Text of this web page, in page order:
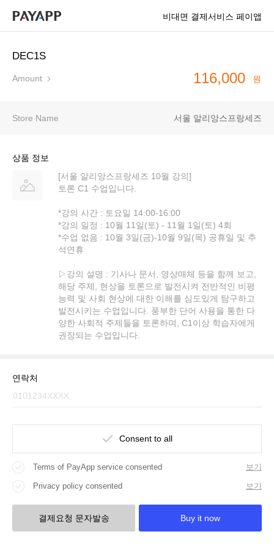
비대면 결제서비스 페이앱
DEC1S
Amount 116,000 원
Store Name 서울 알리앙스프랑세즈
상품 정보
[서울 알리앙스프랑세즈 10월 강의]
토론 C1 수업입니다.
*강의 시간 : 토요일 14:00-16:00
*강의 일정 : 10월 11일(토) - 11월 1일(토) 4회
*수업 없음 : 10월 3일(금)-10월 9일(목) 공휴일 및 추
석연휴
▷강의 설명 : 기사나 문서, 영상매체 등을 함께 보고,
해당 주제, 현상을 토론으로 발전시켜 전반적인 비평
능력 및 사회 현상에 대한 이해를 심도있게 탐구하고
발전시키는 수업입니다. 풍부한 단어 사용을 통한 다
양한 사회적 주제들을 토론하며, C1이상 학습자에게
권장되는 수업입니다.
연락처
Consent to all
Terms of PayApp service consented 보기
Privacy policy consented 보기
결제요청 문자발송 Buy it now